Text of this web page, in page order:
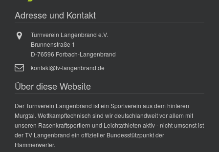
Adresse und Kontakt
Turnverein Langenbrand e.V.
Brunnenstraße 1
D-76596 Forbach-Langenbrand
kontakt@tv-langenbrand.de
Über diese Website
Der Turnverein Langenbrand ist ein Sportverein aus dem hinteren
Murgtal. Wettkampftechnisch sind wir deutschlandweit vor allem mit
unseren Rasenkraftsportlern und Leichtathleten aktiv - nicht umsonst ist
der TV Langenbrand ein offizieller Bundesstützpunkt der
Hammerwerfer.